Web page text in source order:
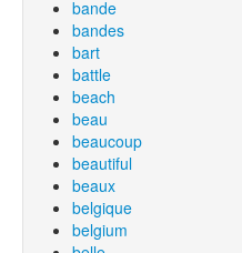
bande
bandes
bart
battle
beach
beau
beaucoup
beautiful
beaux
belgique
belgium